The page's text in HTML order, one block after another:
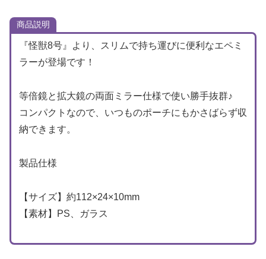
商品説明
『怪獣8号』より、スリムで持ち運びに便利なエペミ
ラーが登場です！
等倍鏡と拡大鏡の両面ミラー仕様で使い勝手抜群♪
コンパクトなので、いつものポーチにもかさばらず収
納できます。
製品仕様
【サイズ】約112×24×10mm
【素材】PS、ガラス